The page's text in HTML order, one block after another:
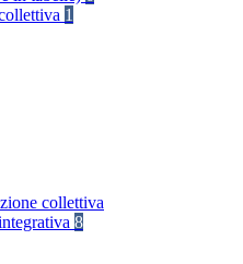
1
collettiva
8